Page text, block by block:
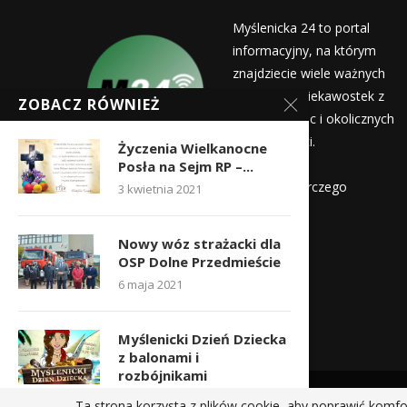
Myślenicka 24 to portal
informacyjny, na którym
znajdziecie wiele ważnych
informacji i ciekawostek z
życia Myślenic i okolicznych
miejscowości.
Wydawca:
Myślenicka Agencja Rozwoju Gospodarczego
Kontakt:
redakcja@myslenicka24.pl
ZOBACZ RÓWNIEŻ
Życzenia Wielkanocne
Posła na Sejm RP –...
3 kwietnia 2021
Nowy wóz strażacki dla
OSP Dolne Przedmieście
6 maja 2021
Myślenicki Dzień Dziecka
z balonami i
rozbójnikami
18 maja 2022